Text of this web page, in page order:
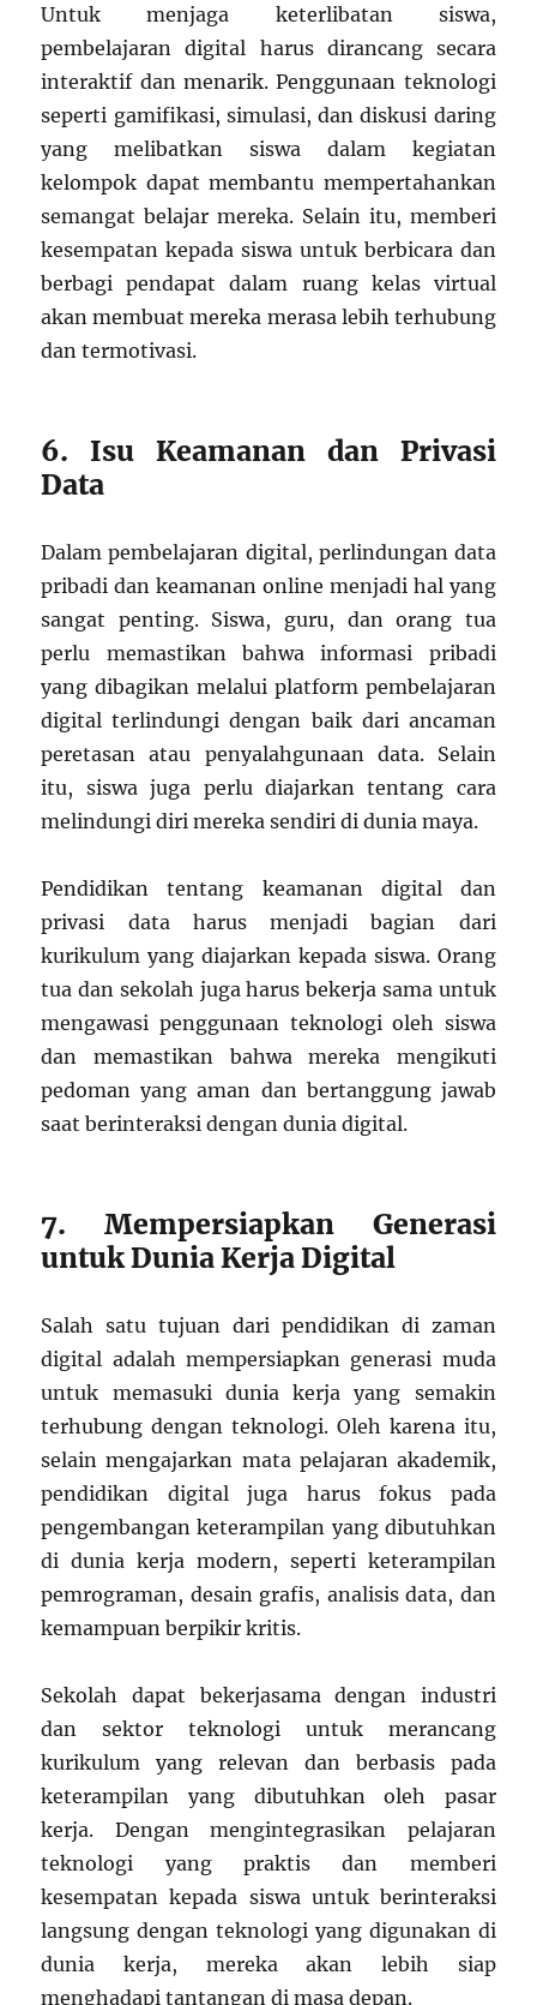
Untuk menjaga keterlibatan siswa,
pembelajaran digital harus dirancang secara
interaktif dan menarik. Penggunaan teknologi
seperti gamifikasi, simulasi, dan diskusi daring
yang melibatkan siswa dalam kegiatan
kelompok dapat membantu mempertahankan
semangat belajar mereka. Selain itu, memberi
kesempatan kepada siswa untuk berbicara dan
berbagi pendapat dalam ruang kelas virtual
akan membuat mereka merasa lebih terhubung
dan termotivasi.
6. Isu Keamanan dan Privasi
Data
Dalam pembelajaran digital, perlindungan data
pribadi dan keamanan online menjadi hal yang
sangat penting. Siswa, guru, dan orang tua
perlu memastikan bahwa informasi pribadi
yang dibagikan melalui platform pembelajaran
digital terlindungi dengan baik dari ancaman
peretasan atau penyalahgunaan data. Selain
itu, siswa juga perlu diajarkan tentang cara
melindungi diri mereka sendiri di dunia maya.
Pendidikan tentang keamanan digital dan
privasi data harus menjadi bagian dari
kurikulum yang diajarkan kepada siswa. Orang
tua dan sekolah juga harus bekerja sama untuk
mengawasi penggunaan teknologi oleh siswa
dan memastikan bahwa mereka mengikuti
pedoman yang aman dan bertanggung jawab
saat berinteraksi dengan dunia digital.
7. Mempersiapkan Generasi
untuk Dunia Kerja Digital
Salah satu tujuan dari pendidikan di zaman
digital adalah mempersiapkan generasi muda
untuk memasuki dunia kerja yang semakin
terhubung dengan teknologi. Oleh karena itu,
selain mengajarkan mata pelajaran akademik,
pendidikan digital juga harus fokus pada
pengembangan keterampilan yang dibutuhkan
di dunia kerja modern, seperti keterampilan
pemrograman, desain grafis, analisis data, dan
kemampuan berpikir kritis.
Sekolah dapat bekerjasama dengan industri
dan sektor teknologi untuk merancang
kurikulum yang relevan dan berbasis pada
keterampilan yang dibutuhkan oleh pasar
kerja. Dengan mengintegrasikan pelajaran
teknologi yang praktis dan memberi
kesempatan kepada siswa untuk berinteraksi
langsung dengan teknologi yang digunakan di
dunia kerja, mereka akan lebih siap
menghadapi tantangan di masa depan.